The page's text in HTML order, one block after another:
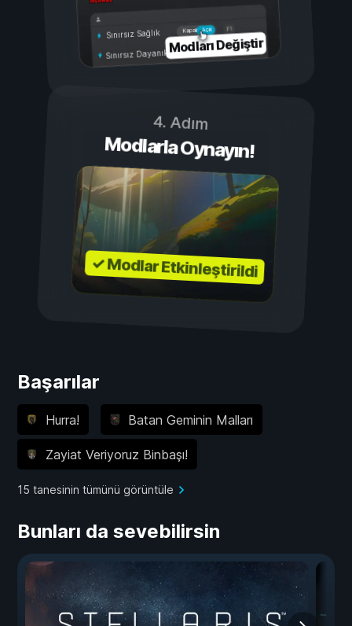
Açık
Kapalı
Sınırsız Sağlık
Sınırsız DayanıklılıkModları Değiştir
4. Adım
Modlarla Oynayın!
✓ Modlar Etkinleştirildi
Başarılar
Hurra! Batan Geminin Malları
Zayiat Veriyoruz Binbaşı!
15 tanesinin tümünü görüntüle
Bunları da sevebilirsin